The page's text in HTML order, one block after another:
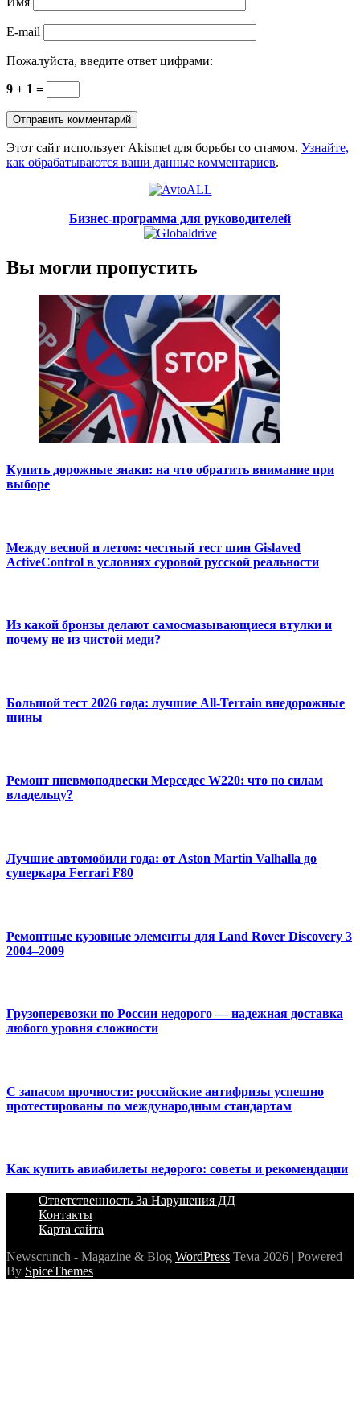
E-mail
Пожалуйста, введите ответ цифрами:
9 + 1 =
Этот сайт использует Akismet для борьбы со спамом. Узнайте,
как обрабатываются ваши данные комментариев.
Бизнес-программа для руководителей
Вы могли пропустить
Купить дорожные знаки: на что обратить внимание при
выборе
Между весной и летом: честный тест шин Gislaved
ActiveControl в условиях суровой русской реальности
Из какой бронзы делают самосмазывающиеся втулки и
почему не из чистой меди?
Большой тест 2026 года: лучшие All-Terrain внедорожные
шины
Ремонт пневмоподвески Мерседес W220: что по силам
владельцу?
Лучшие автомобили года: от Aston Martin Valhalla до
суперкара Ferrari F80
Ремонтные кузовные элементы для Land Rover Discovery 3
2004–2009
Грузоперевозки по России недорого — надежная доставка
любого уровня сложности
С запасом прочности: российские антифризы успешно
протестированы по международным стандартам
Как купить авиабилеты недорого: советы и рекомендации
Ответственность За Нарушения ДД
Контакты
Карта сайта
Newscrunch - Magazine & Blog WordPress Тема 2026 | Powered
By SpiceThemes